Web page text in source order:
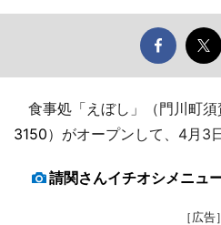
食事処「えぼし」（門川町須
3150）がオープンして、4月3
請関さんイチオシメニュ
［広告］